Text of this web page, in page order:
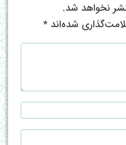
نخواهد شد.
شده‌اند *